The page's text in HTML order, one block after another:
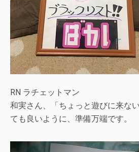
RN ラチェットマン
和実さん、「ちょっと遊びに来な
ても良いように、準備万端です。